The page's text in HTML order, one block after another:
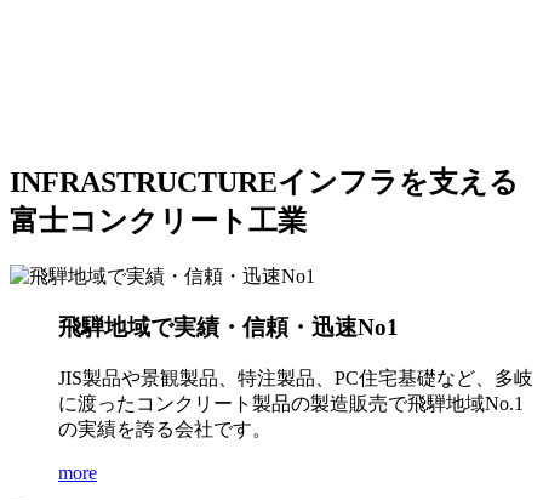
INFRASTRUCTUREインフラを支える
富士コンクリート工業
飛騨地域で実績・信頼・迅速No1
JIS製品や景観製品、特注製品、PC住宅基礎など、多岐
に渡ったコンクリート製品の製造販売で飛騨地域No.1
の実績を誇る会社です。
more